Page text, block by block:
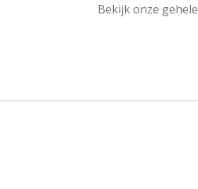
Bekijk onze gehele